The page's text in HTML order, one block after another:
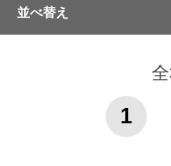
並べ替え
全
1